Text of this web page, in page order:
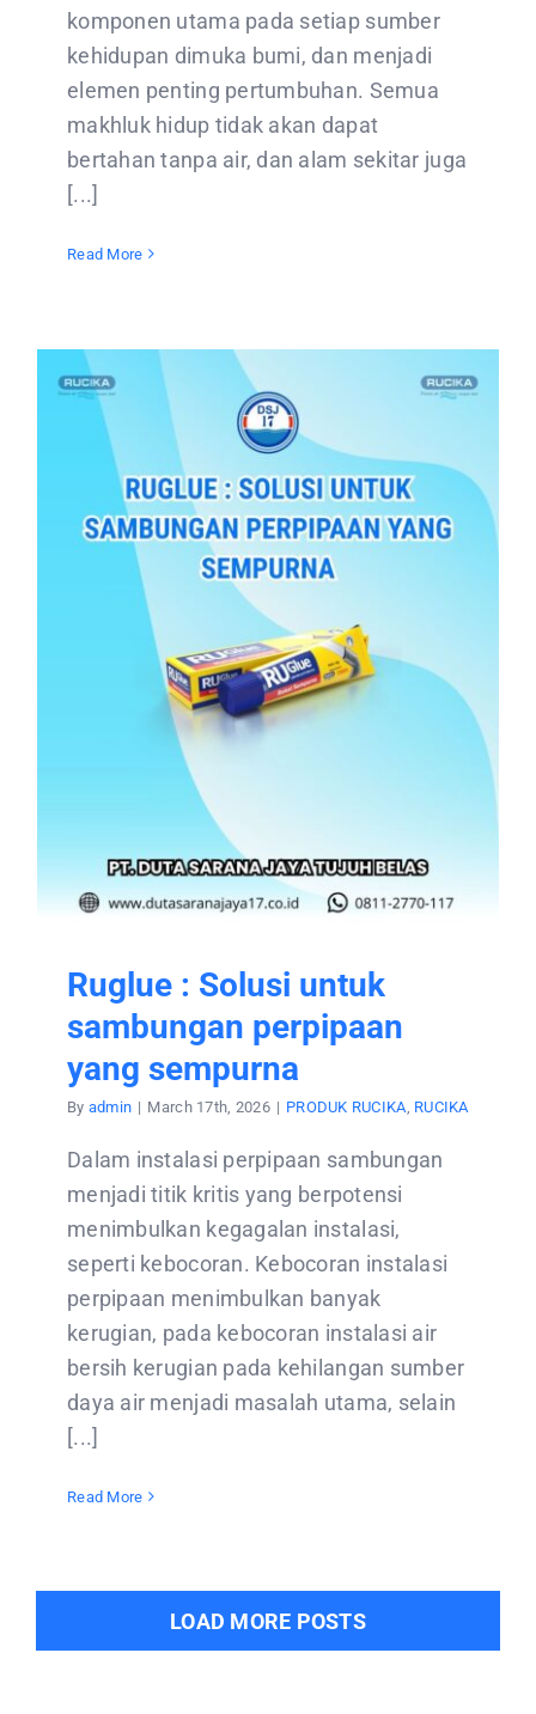
komponen utama pada setiap sumber
kehidupan dimuka bumi, dan menjadi
elemen penting pertumbuhan. Semua
makhluk hidup tidak akan dapat
bertahan tanpa air, dan alam sekitar juga
[...]
Read More
Ruglue : Solusi untuk
sambungan perpipaan
yang sempurna
By admin | March 17th, 2026 | PRODUK RUCIKA RUCIKA
Dalam instalasi perpipaan sambungan
menjadi titik kritis yang berpotensi
menimbulkan kegagalan instalasi,
seperti kebocoran. Kebocoran instalasi
perpipaan menimbulkan banyak
kerugian, pada kebocoran instalasi air
bersih kerugian pada kehilangan sumber
daya air menjadi masalah utama, selain
[...]
Read More
LOAD MORE POSTS